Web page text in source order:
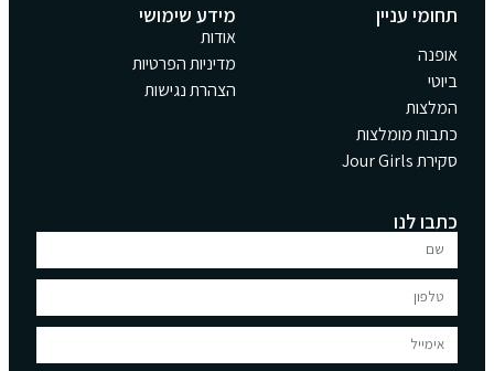
תחומי עניין
אופנה
ביוטי
המלצות
כתבות מומלצות
סקירת Jour Girls
מידע שימושי
אודות
מדיניות הפרטיות
הצהרת נגישות
כתבו לנו